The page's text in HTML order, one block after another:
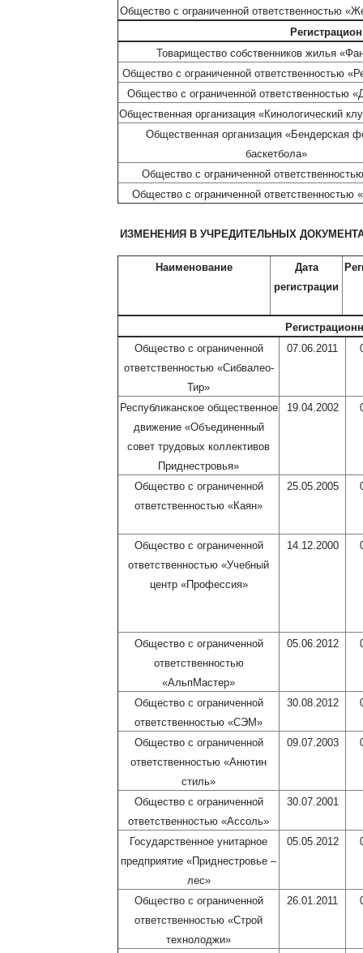
Общество с ограниченной ответственностью
Товарищество собственников жилья
Общество с ограниченной ответственностью
Общество с ограниченной ответственностью
Общественная организация «Кинологический
Общественная организация «Бендерская
баскетбола»
Общество с ограниченной
Общество с ограниченной ответственностью
ИЗМЕНЕНИЯ В УЧРЕДИТЕЛЬНЫХ
Наименование
Дата
регистрации
Общество с ограниченной
ответственностью «Сибвалео-
Тир»
07.06.2011
Республиканское общественное
движение «Объединенный
совет трудовых коллективов
Приднестровья»
19.04.2002
Общество с ограниченной
ответственностью «Каян»
25.05.2005
Общество с ограниченной
ответственностью «Учебный
центр «Профессия»
14.12.2000
Общество с ограниченной
ответственностью
«АльпМастер»
05.06.2012
Общество с ограниченной
ответственностью «СЭМ»
30.08.2012
Общество с ограниченной
ответственностью «Анютин
стиль»
09.07.2003
Общество с ограниченной
ответственностью «Ассоль»
30.07.2001
Государственное унитарное
предприятие «Приднестровье –
лес»
05.05.2012
Общество с ограниченной
ответственностью «Строй
технолоджи»
26.01.2011